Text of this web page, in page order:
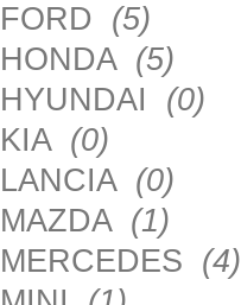
FORD (5)
HONDA (5)
HYUNDAI (0)
KIA (0)
LANCIA (0)
MAZDA (1)
MERCEDES (4)